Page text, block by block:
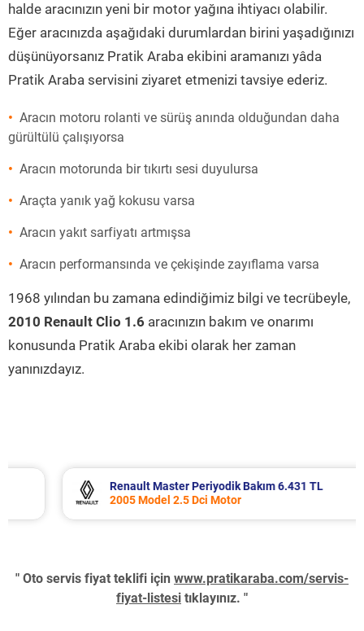
halde aracınızın yeni bir motor yağına ihtiyacı olabilir.
Eğer aracınızda aşağıdaki durumlardan birini yaşadığınızı
düşünüyorsanız Pratik Araba ekibini aramanızı yâda
Pratik Araba servisini ziyaret etmenizi tavsiye ederiz.
Aracın motoru rolanti ve sürüş anında olduğundan daha
gürültülü çalışıyorsa
Aracın motorunda bir tıkırtı sesi duyulursa
Araçta yanık yağ kokusu varsa
Aracın yakıt sarfiyatı artmışsa
Aracın performansında ve çekişinde zayıflama varsa
1968 yılından bu zamana edindiğimiz bilgi ve tecrübeyle,
2010 Renault Clio 1.6 aracınızın bakım ve onarımı
konusunda Pratik Araba ekibi olarak her zaman
yanınızdayız.
Renault Master Periyodik Bakım 6.431 TL
2005 Model 2.5 Dci Motor
" Oto servis fiyat teklifi için www.pratikaraba.com/servis-
fiyat-listesi tıklayınız. "